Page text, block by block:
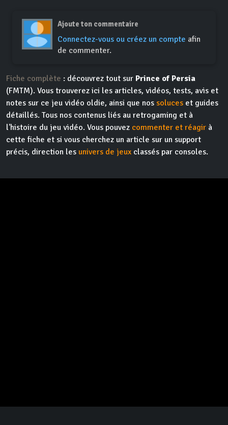
Ajoute ton commentaire
Connectez-vous ou créez un compte afin
de commenter.
Fiche complète : découvrez tout sur Prince of Persia
(FMTM). Vous trouverez ici les articles, vidéos, tests, avis et
notes sur ce jeu vidéo oldie, ainsi que nos soluces et guides
détaillés. Tous nos contenus liés au retrogaming et à
l'histoire du jeu vidéo. Vous pouvez commenter et réagir à
cette fiche et si vous cherchez un article sur un support
précis, direction les univers de jeux classés par consoles.